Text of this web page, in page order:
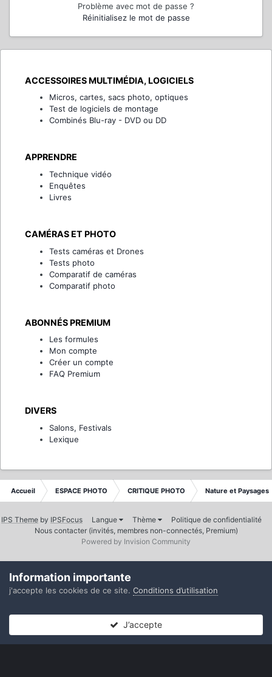
Problème avec mot de passe ?
Réinitialisez le mot de passe
ACCESSOIRES MULTIMÉDIA, LOGICIELS
Micros, cartes, sacs photo, optiques
Test de logiciels de montage
Combinés Blu-ray - DVD ou DD
APPRENDRE
Technique vidéo
Enquêtes
Livres
CAMÉRAS ET PHOTO
Tests caméras et Drones
Tests photo
Comparatif de caméras
Comparatif photo
ABONNÉS PREMIUM
Les formules
Mon compte
Créer un compte
FAQ Premium
DIVERS
Salons, Festivals
Lexique
Accueil ESPACE PHOTO CRITIQUE PHOTO Nature et Paysages
IPS Theme by IPSFocus Langue Thème
Politique de confidentialité
Nous contacter (invités, membres non-connectés, Premium)
Powered by Invision Community
Information importante
j'accepte les cookies de ce site. Conditions d’utilisation
J’accepte